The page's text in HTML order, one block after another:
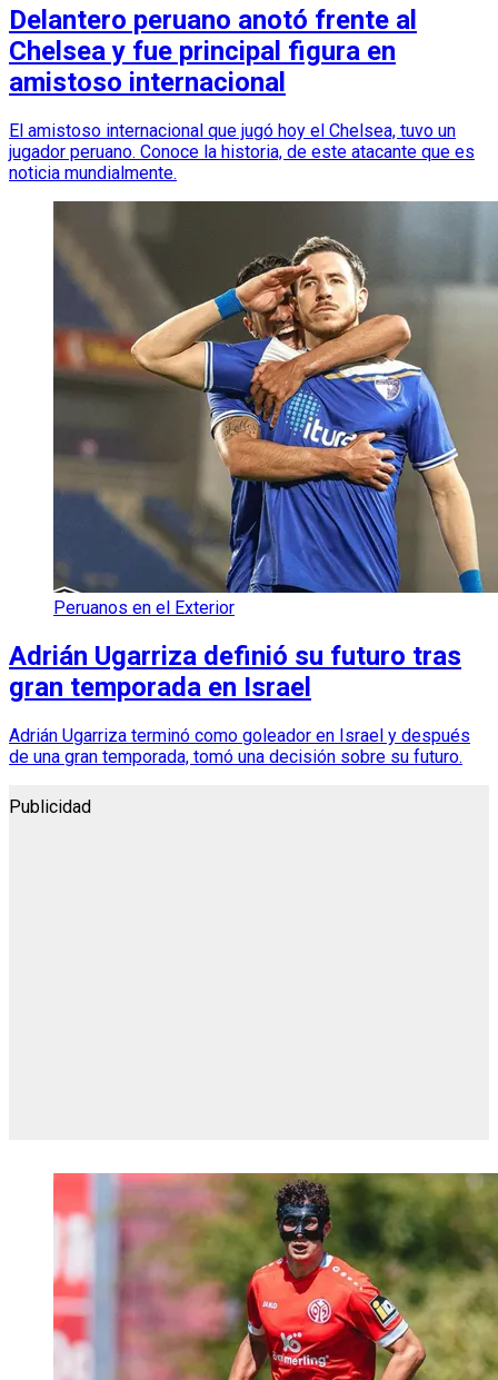
Delantero peruano anotó frente al
Chelsea y fue principal figura en
amistoso internacional
El amistoso internacional que jugó hoy el Chelsea, tuvo un
jugador peruano. Conoce la historia, de este atacante que es
noticia mundialmente.
Peruanos en el Exterior
Adrián Ugarriza definió su futuro tras
gran temporada en Israel
Adrián Ugarriza terminó como goleador en Israel y después
de una gran temporada, tomó una decisión sobre su futuro.
Publicidad